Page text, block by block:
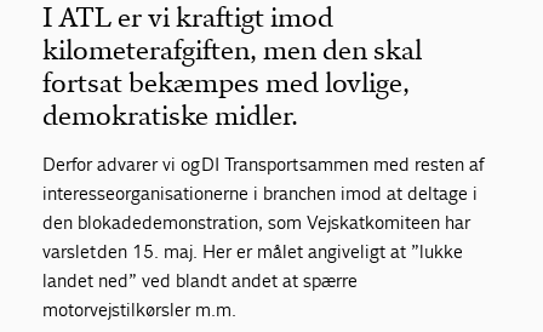
I ATL er vi kraftigt imod
kilometerafgiften, men den skal
fortsat bekæmpes med lovlige,
demokratiske midler.
Derfor advarer vi og DI Transport sammen med resten af
interesseorganisationerne i branchen imod at deltage i
den blokadedemonstration, som Vejskatkomiteen har
varslet den 15. maj. Her er målet angiveligt at ”lukke
landet ned” ved blandt andet at spærre
motorvejstilkørsler m.m.